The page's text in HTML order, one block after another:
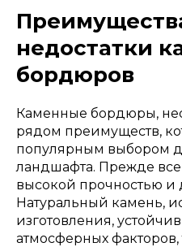
недостатки
бордюров
Каменные бордюры,
рядом преимуществ,
популярным выбором
ландшафта. Прежде
высокой прочностью и
Натуральный камень,
изготовления,
атмосферных факторов,